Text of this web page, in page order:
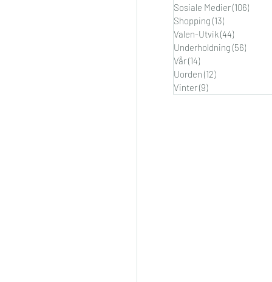
Sosiale Medier(106)
Shopping (13)
Valen-Utvik(44)
Underholdning (56)
Vår(14)
Uorden (12)
Vinter(9)